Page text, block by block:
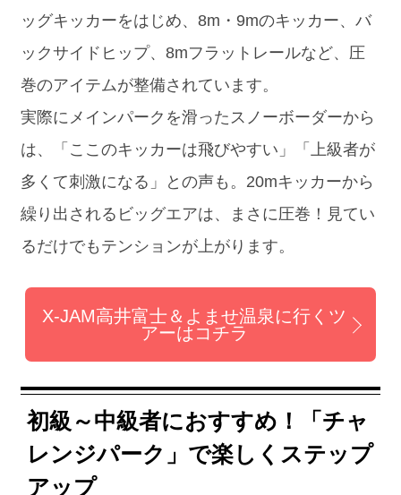
ッグキッカーをはじめ、8m・9mのキッカー、バ
ックサイドヒップ、8mフラットレールなど、圧
巻のアイテムが整備されています。
実際にメインパークを滑ったスノーボーダーから
は、「ここのキッカーは飛びやすい」「上級者が
多くて刺激になる」との声も。20mキッカーから
繰り出されるビッグエアは、まさに圧巻！見てい
るだけでもテンションが上がります。
X-JAM高井富士＆よませ温泉に行くツ
アーはコチラ
初級～中級者におすすめ！「チャ
レンジパーク」で楽しくステップ
アップ